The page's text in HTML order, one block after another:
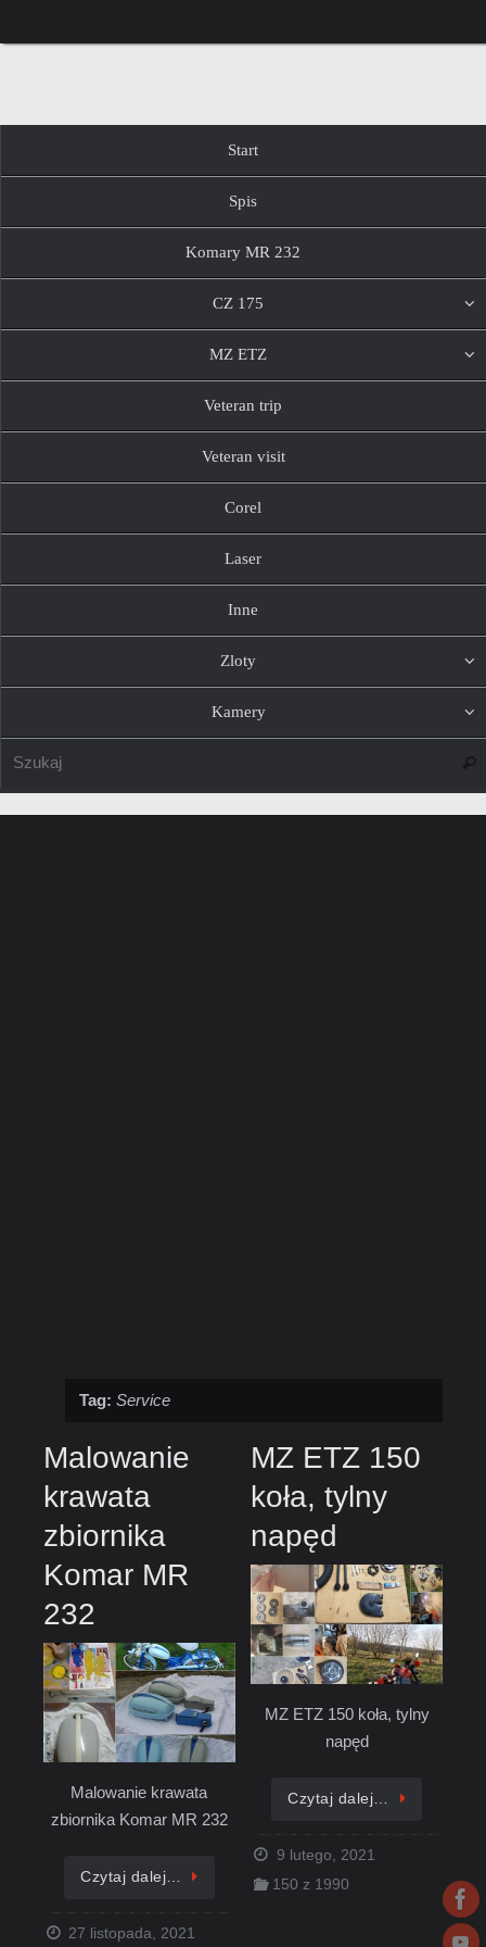
do
treści
Start
Spis
Komary MR 232
CZ 175
MZ ETZ
Veteran trip
Veteran visit
Corel
Laser
Inne
Zloty
Kamery
Tag: Service
Malowanie
krawata
zbiornika
Komar MR
232
Malowanie krawata
zbiornika Komar MR 232
Czytaj dalej…
27 listopada, 2021
MZ ETZ 150
koła, tylny
napęd
MZ ETZ 150 koła, tylny
napęd
Czytaj dalej…
9 lutego, 2021
150 z 1990